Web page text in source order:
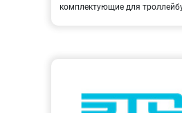
комплектующие для